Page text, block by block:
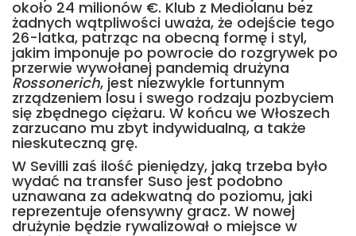
około 24 milionów €. Klub z Mediolanu bez
żadnych wątpliwości uważa, że odejście tego
26-latka, patrząc na obecną formę i styl,
jakim imponuje po powrocie do rozgrywek po
przerwie wywołanej pandemią drużyna
Rossonerich, jest niezwykle fortunnym
zrządzeniem losu i swego rodzaju pozbyciem
się zbędnego ciężaru. W końcu we Włoszech
zarzucano mu zbyt indywidualną, a także
nieskuteczną grę.
W Sevilli zaś ilość pieniędzy, jaką trzeba było
wydać na transfer Suso jest podobno
uznawana za adekwatną do poziomu, jaki
reprezentuje ofensywny gracz. W nowej
drużynie będzie rywalizował o miejsce w